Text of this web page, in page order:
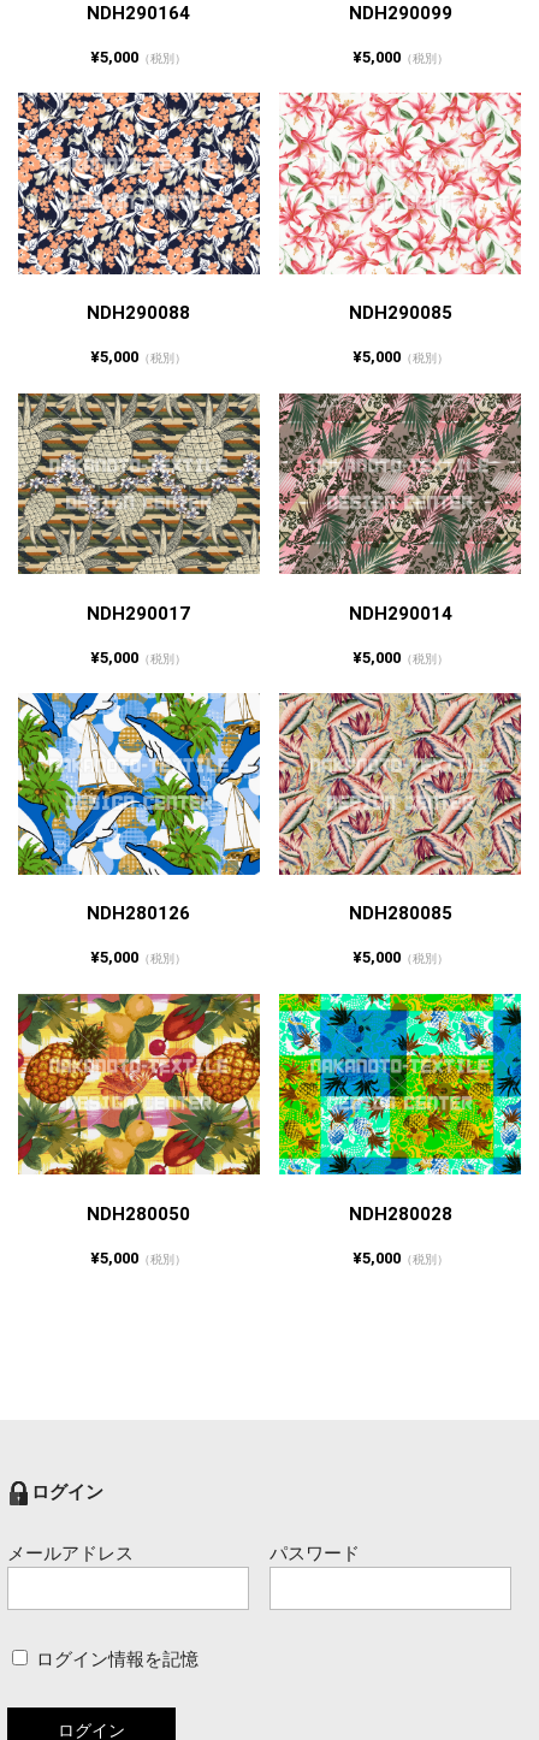
NDH290164
¥5,000 （税別）
NDH290099
¥5,000（税別）
NDH290088
¥5,000 （税別）
NDH290085
¥5,000（税別）
NDH290017
¥5,000 （税別）
NDH290014
¥5,000（税別）
NDH280126
¥5,000 （税別）
NDH280085
¥5,000（税別）
NDH280050
¥5,000 （税別）
NDH280028
¥5,000（税別）
ログイン
メールアドレス パスワード
ログイン情報を記憶